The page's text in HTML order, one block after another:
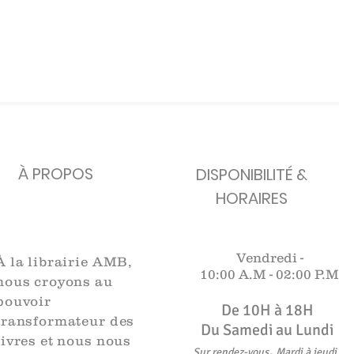
À PROPOS
DISPONIBILITÉ &
HORAIRES
la librairie AMB,
croyons au
des
et nous nous
Vendredi -
10:00 A.M - 02:00 P.M
De 10H à 18H​​​
Du Samedi au Lundi
,